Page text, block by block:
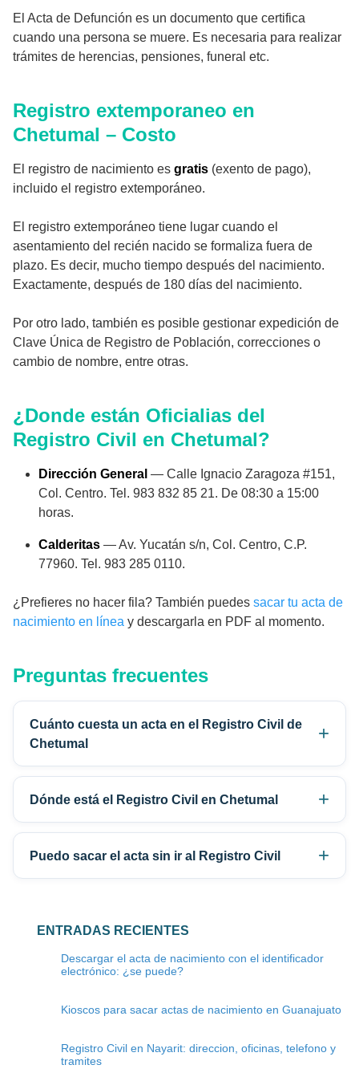
El Acta de Defunción es un documento que certifica
cuando una persona se muere. Es necesaria para realizar
trámites de herencias, pensiones, funeral etc.
Registro extemporaneo en
Chetumal – Costo
El registro de nacimiento es gratis (exento de pago),
incluido el registro extemporáneo.
El registro extemporáneo tiene lugar cuando el
asentamiento del recién nacido se formaliza fuera de
plazo. Es decir, mucho tiempo después del nacimiento.
Exactamente, después de 180 días del nacimiento.
Por otro lado, también es posible gestionar expedición de
Clave Única de Registro de Población, correcciones o
cambio de nombre, entre otras.
¿Donde están Oficialias del
Registro Civil en Chetumal?
Dirección General — Calle Ignacio Zaragoza #151,
Col. Centro. Tel. 983 832 85 21. De 08:30 a 15:00
horas.
Calderitas — Av. Yucatán s/n, Col. Centro, C.P.
77960. Tel. 983 285 0110.
¿Prefieres no hacer fila? También puedes sacar tu acta de
nacimiento en línea y descargarla en PDF al momento.
Preguntas frecuentes
Cuánto cuesta un acta en el Registro Civil de
Chetumal
Dónde está el Registro Civil en Chetumal
Puedo sacar el acta sin ir al Registro Civil
ENTRADAS RECIENTES
Descargar el acta de nacimiento con el identificador
electrónico: ¿se puede?
Kioscos para sacar actas de nacimiento en Guanajuato
Registro Civil en Nayarit: direccion, oficinas, telefono y
tramites